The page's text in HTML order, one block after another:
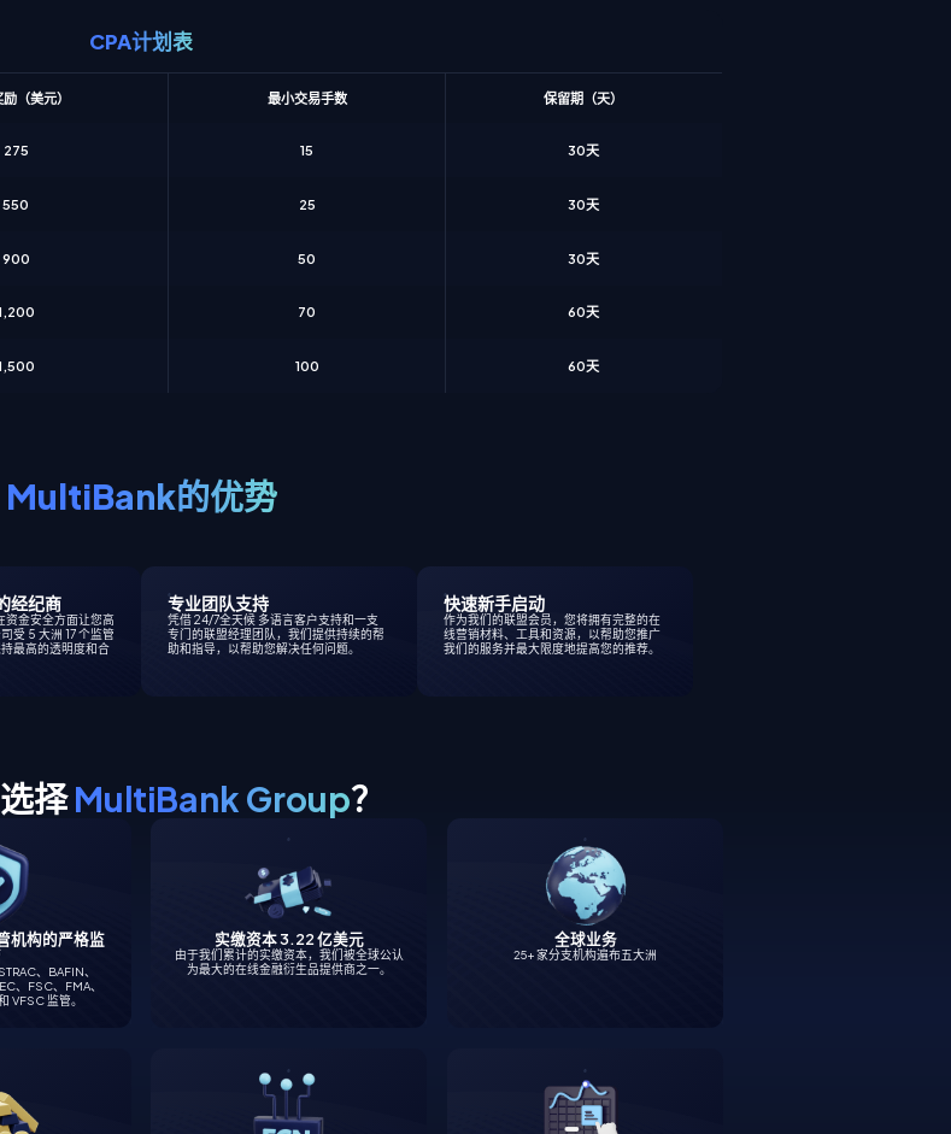
CPA计划表
（美元）
275
550
900
最小交易手数
15
25
50
70
100
保留期（天）
30天
30天
30天
60天
60天
MultiBank的优势
经纪商
金安全方面让您高
受 5 大洲 17 个监管
最高的透明度和合
专业团队支持
凭借 24/7全天候 多语言客户支持和一支
专门的联盟经理团队，我们提供持续的帮
助和指导，以帮助您解决任何问题。
快速新手启动
作为我们的联盟会员，您将拥有完整的在
线营销材料、工具和资源，以帮助您推广
我们的服务并最大限度地提高您的推荐。
择MultiBank Group？
机构的严格监
、BAFIN、
、FSC、FMA、
VFSC 监管。
实缴资本 3.22 亿美元
由于我们累计的实缴资本，我们被全球公认
为最大的在线金融衍生品提供商之一。
全球业务
25+ 家分支机构遍布五大洲